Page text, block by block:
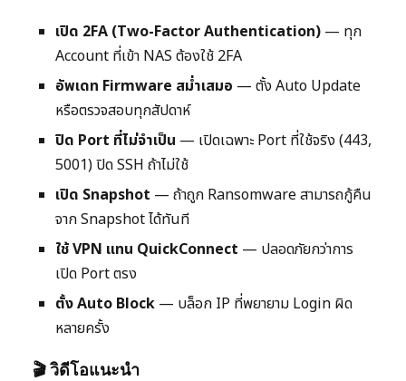
เปิด 2FA (Two-Factor Authentication) — ทุก
Account ที่เข้า NAS ต้องใช้ 2FA
อัพเดท Firmware สม่ำเสมอ — ตั้ง Auto Update
หรือตรวจสอบทุกสัปดาห์
ปิด Port ที่ไม่จำเป็น — เปิดเฉพาะ Port ที่ใช้จริง (443,
5001) ปิด SSH ถ้าไม่ใช้
เปิด Snapshot — ถ้าถูก Ransomware สามารถกู้คืน
จาก Snapshot ได้ทันที
ใช้ VPN แทน QuickConnect — ปลอดภัยกว่าการ
เปิด Port ตรง
ตั้ง Auto Block — บล็อก IP ที่พยายาม Login ผิด
หลายครั้ง
🎬 วิดีโอแนะนำ